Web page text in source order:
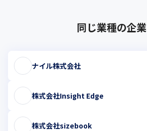
同じ業種の企業
ナイル株式会社
株式会社Insight Edge
株式会社sizebook